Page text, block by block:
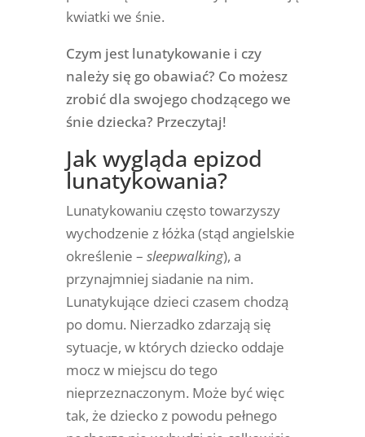
kwiatki we śnie.
Czym jest lunatykowanie i czy
należy się go obawiać? Co możesz
zrobić dla swojego chodzącego we
śnie dziecka? Przeczytaj!
Jak wygląda epizod
lunatykowania?
Lunatykowaniu często towarzyszy
wychodzenie z łóżka (stąd angielskie
określenie – sleepwalking), a
przynajmniej siadanie na nim.
Lunatykujące dzieci czasem chodzą
po domu. Nierzadko zdarzają się
sytuacje, w których dziecko oddaje
mocz w miejscu do tego
nieprzeznaczonym. Może być więc
tak, że dziecko z powodu pełnego